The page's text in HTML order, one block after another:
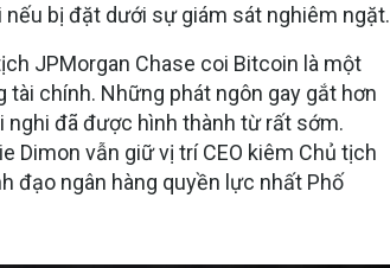
bị đặt dưới sự giám sát nghiêm ngặt.
JPMorgan Chase coi Bitcoin là một
chính. Những phát ngôn gay gắt hơn
nghi đã được hình thành từ rất sớm.
Dimon vẫn giữ vị trí CEO kiêm Chủ tịch
đạo ngân hàng quyền lực nhất Phố